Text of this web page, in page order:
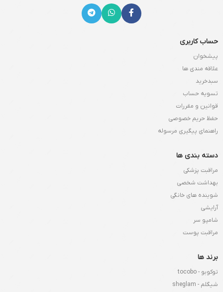
حساب کاربری
پیشخوان
علاقه مندی ها
سبدخرید
تسویه حساب
قوانین و مقررات
حفظ حریم خصوصی
راهنمای پیگیری مرسوله
دسته بندی ها
مراقبت پزشکی
بهداشت شخصی
شوینده های خانگی
آرایشی
شامپو سر
مراقبت پوست
برند ها
توکوبو - tocobo
شیگلم - sheglam